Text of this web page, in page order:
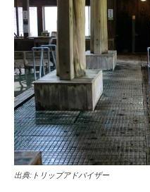
出典: トリップアドバイザー